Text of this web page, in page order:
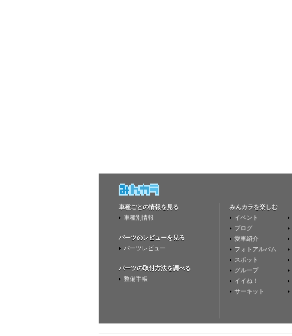
車種ごとの情報を見る
車種別情報
パーツのレビューを見る
パーツレビュー
パーツの取付方法を調べる
整備手帳
みんカラを楽しむ
イベント
ブログ
愛車紹介
フォトアルバム
スポット
グループ
イイね！
サーキット